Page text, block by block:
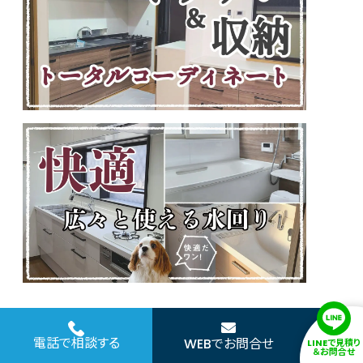
電話で相談する WEBでお問合せ LINEで見積り
＆お問合せ